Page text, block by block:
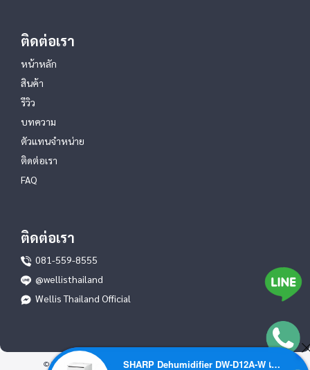
ติดต่อเรา
หน้าหลัก
สินค้า
รีวิว
บทความ
ตัวแทนจำหน่าย
ติดต่อเรา
FAQ
ติดต่อเรา
081-559-8555
@wellisthailand
Wellis Thailand Official
© 2021 Air Purifier by . All rights reserved. SHARP Dehumidifier DW-D12A-W เครื่องลดความชื้น 12 ลิตร/วัน ลดการเกิดเชื้อราและกลิ่นอับได้อย่างมีประสิทธิภาพ – รับประกันศูนย์ไทย 1 ปี